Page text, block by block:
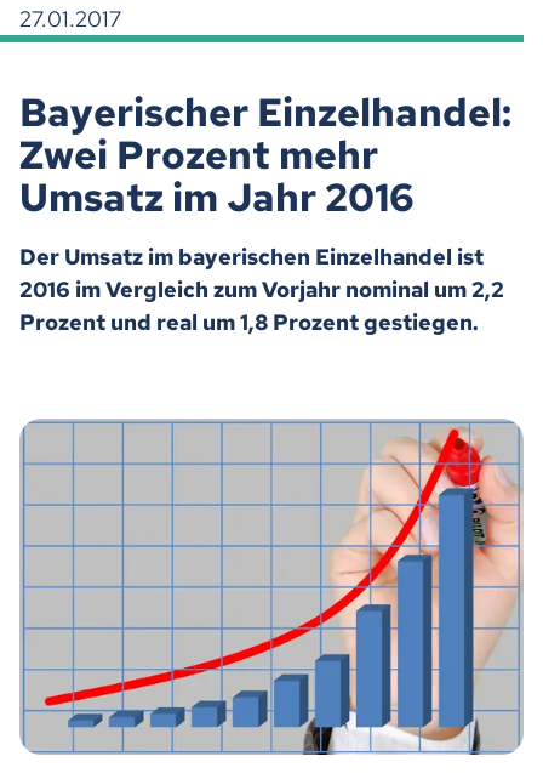
27.01.2017
Bayerischer Einzelhandel:
Zwei Prozent mehr
Umsatz im Jahr 2016
Der Umsatz im bayerischen Einzelhandel ist
2016 im Vergleich zum Vorjahr nominal um 2,2
Prozent und real um 1,8 Prozent gestiegen.